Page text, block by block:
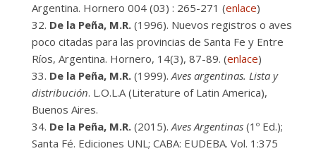
Argentina. Hornero 004 (03) : 265-271 (enlace)
De la Peña, M.R. (1996). Nuevos registros o aves
poco citadas para las provincias de Santa Fe y Entre
Ríos, Argentina. Hornero, 14(3), 87-89. (enlace)
De la Peña, M.R. (1999).Aves argentinas. Lista y
distribución. L.O.L.A (Literature of Latin America),
Buenos Aires.
De la Peña, M.R. (2015). Aves Argentinas (1º Ed.);
Santa Fé. Ediciones UNL; CABA: EUDEBA. Vol. 1:375